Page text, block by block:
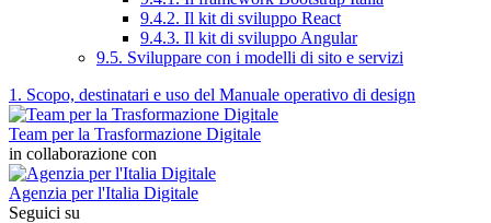
9.4.2. Il kit di sviluppo React
9.4.3. Il kit di sviluppo Angular
9.5. Sviluppare con i modelli di sito e servizi
1. Scopo, destinatari e uso del Manuale operativo di design
Team per la Trasformazione Digitale
in collaborazione con
Agenzia per l'Italia Digitale
Seguici su